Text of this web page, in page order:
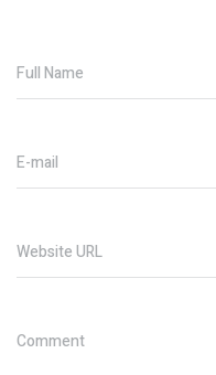
Full Name
E-mail
Website URL
Comment